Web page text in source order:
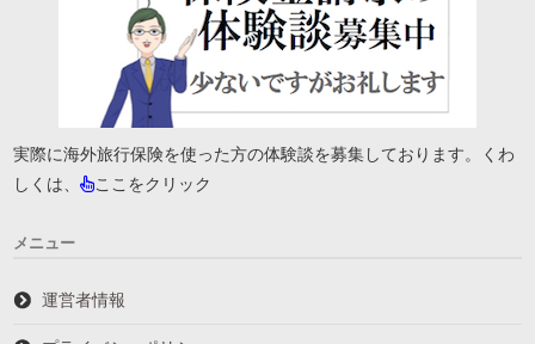
実際に海外旅行保険を使った方の体験談を募集しております。くわ
しくは、
ここをクリック
メニュー
運営者情報